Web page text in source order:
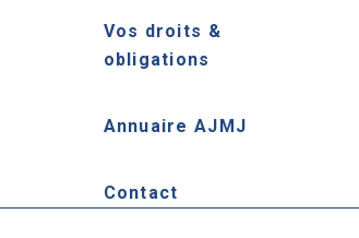
Vos droits &
obligations
Annuaire AJMJ
Contact